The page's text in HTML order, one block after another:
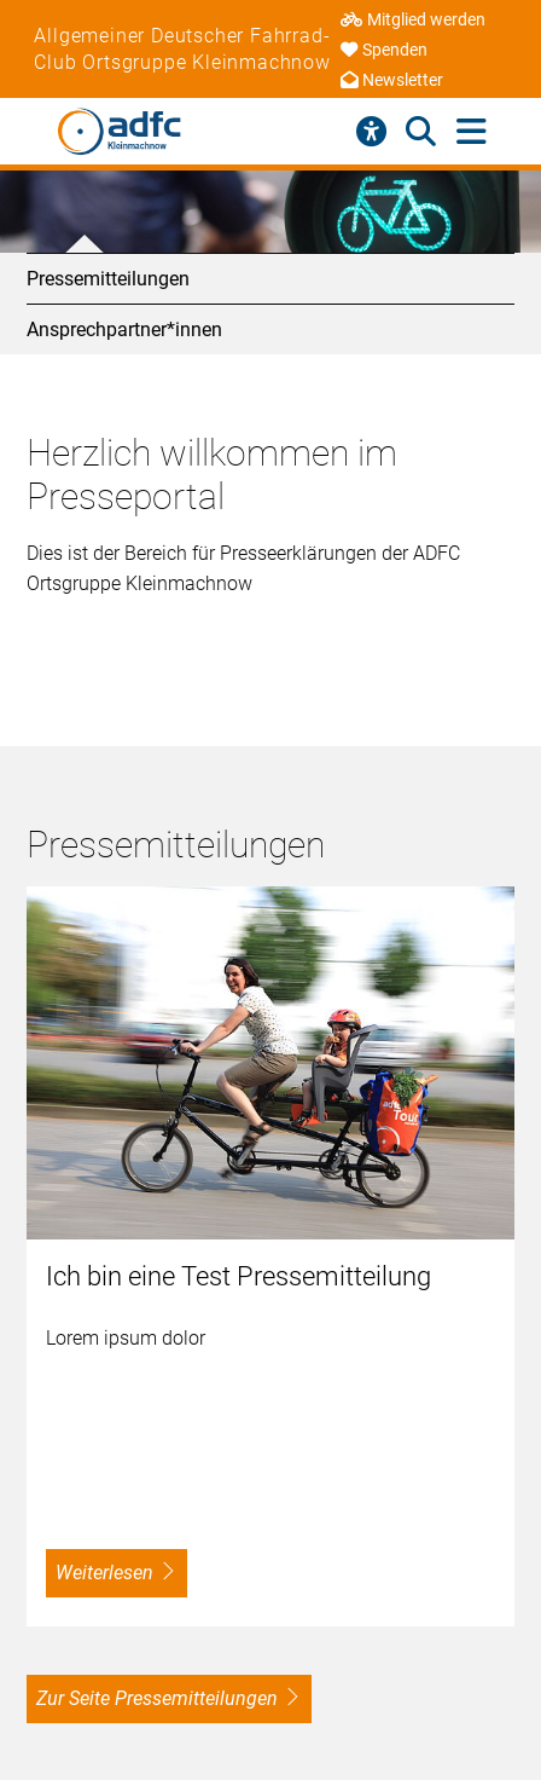
Allgemeiner Deutscher Fahrrad-
Club Ortsgruppe Kleinmachnow
Mitglied werden
Spenden
Newsletter
Pressemitteilungen
Ansprechpartner*innen
Herzlich willkommen im
Presseportal
Dies ist der Bereich für Presseerklärungen der ADFC
Ortsgruppe Kleinmachnow
Pressemitteilungen
Ich bin eine Test Pressemitteilung
Lorem ipsum dolor
weiterlesen
zur Seite Pressemitteilungen